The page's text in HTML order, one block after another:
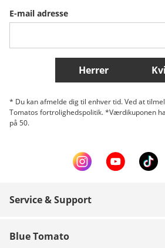
Belgique (Français) Danmark
Flere lande
E-mail adresse
Herrer
* Du kan afmelde dig til enhver tid. Ved at
Tomatos fortrolighedspolitik. *Værdikuponen
på 50.
Service & Support
Blue Tomato